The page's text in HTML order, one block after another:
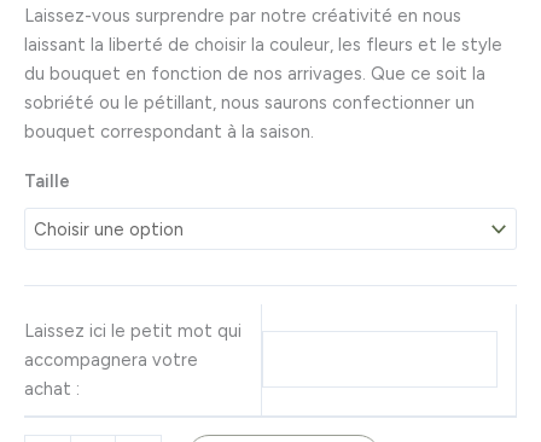
Laissez-vous surprendre par notre créativité en nous
laissant la liberté de choisir la couleur, les fleurs et le style
du bouquet en fonction de nos arrivages. Que ce soit la
sobriété ou le pétillant, nous saurons confectionner un
bouquet correspondant à la saison.
Taille
Laissez ici le petit mot qui
accompagnera votre
achat :